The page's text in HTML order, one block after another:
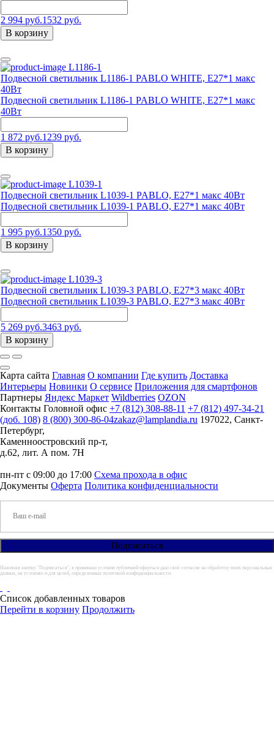
2 994 руб.1532 руб.
В корзину
L1186-1
Подвесной светильник L1186-1 PABLO WHITE, Е27*1 макс
40Вт
Подвесной светильник L1186-1 PABLO WHITE, Е27*1 макс
40Вт
1 872 руб.1239 руб.
В корзину
L1039-1
Подвесной светильник L1039-1 PABLO, Е27*1 макс 40Вт
Подвесной светильник L1039-1 PABLO, Е27*1 макс 40Вт
1 995 руб.1350 руб.
В корзину
L1039-3
Подвесной светильник L1039-3 PABLO, Е27*3 макс 40Вт
Подвесной светильник L1039-3 PABLO, Е27*3 макс 40Вт
5 269 руб.3463 руб.
В корзину
Карта сайта Главная О компании Где купить Доставка
Интерьеры Новинки О сервисе Приложения для смартфонов
Партнеры Яндекс Маркет Wildberries OZON
Контакты Головной офис +7 (812) 308-88-11 +7 (812) 497-34-21
(доб. 108) 8 (800) 300-86-04zakaz@lamplandia.ru 197022, Санкт-
Петербург,
Каменноостровский пр-т,
д.62, лит. А пом. 7Н
пн-пт с 09:00 до 17:00 Схема прохода в офис
Документы Оферта Политика конфиденциальности
Нажимая кнопку "Подписаться", я принимаю условия публичной оферты и даю своё согласие на обработку моих персональных
данных, на условиях и для целей, определенных политикой конфиденциальности.
Список добавленных товаров
Перейти в корзину Продолжить